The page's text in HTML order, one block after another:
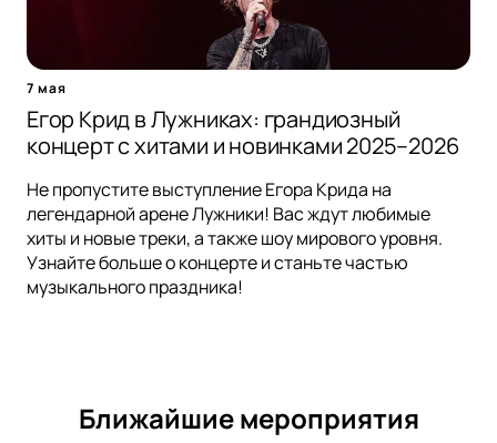
7 мая
Егор Крид в Лужниках: грандиозный
концерт с хитами и новинками 2025–2026
Не пропустите выступление Егора Крида на
легендарной арене Лужники! Вас ждут любимые
хиты и новые треки, а также шоу мирового уровня.
Узнайте больше о концерте и станьте частью
музыкального праздника!
Ближайшие мероприятия